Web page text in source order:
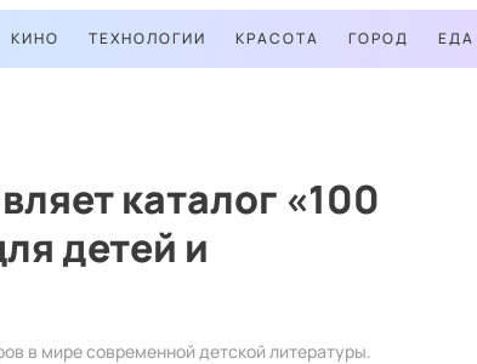
КИНО ТЕХНОЛОГИИ КРАСОТА ГОРОД ЕДА
каталог «100
детей и
в мире современной детской литературы.